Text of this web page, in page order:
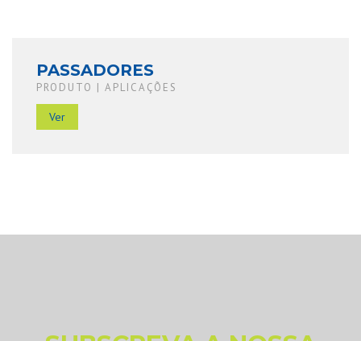
PASSADORES
PRODUTO | APLICAÇÕES
Ver